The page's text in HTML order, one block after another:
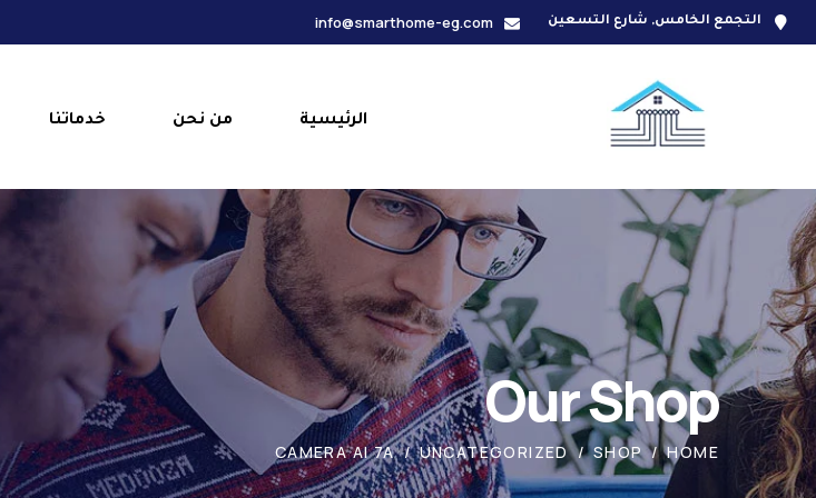
التجمع الخامس, شارع التسعين info@smarthome-eg.com
الرئيسية من نحن خدماتنا
Our Shop
HOME
SHOP
UNCATEGORIZED
CAMERA AI 7A